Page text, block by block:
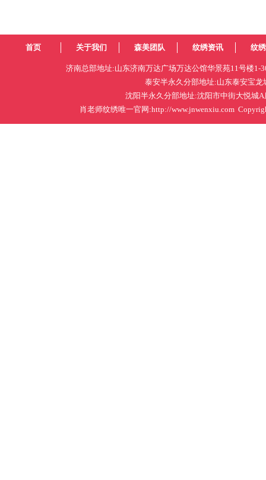
首页 关于我们 森美团队 纹绣资讯 纹
济南总部地址:山东济南万达广场万达公馆华景苑11号楼
泰安半永久分部地址:山东泰安宝
沈阳半永久分部地址:沈阳市中街大悦
肖老师纹绣唯一官网:http://www.jnwenxiu.com